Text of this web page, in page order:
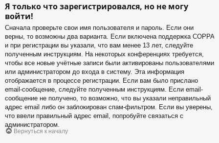
Я только что зарегистрировался, но не могу
войти!
Сначала проверьте свои имя пользователя и пароль. Если они
верны, то возможны два варианта. Если включена поддержка COPPA
и при регистрации вы указали, что вам менее 13 лет, следуйте
полученным инструкциям. На некоторых конференциях требуется,
чтобы все новые учётные записи были активированы пользователями
или администратором до входа в систему. Эта информация
отображается в процессе регистрации. Если вам было прислано
email-сообщение, следуйте полученным инструкциям. Если email-
сообщение не получено, то возможно, что вы указали неправильный
адрес email либо он заблокирован спам-фильтром. Если вы уверены,
что ввели правильный адрес email, попробуйте связаться с
администратором.
Вернуться к началу